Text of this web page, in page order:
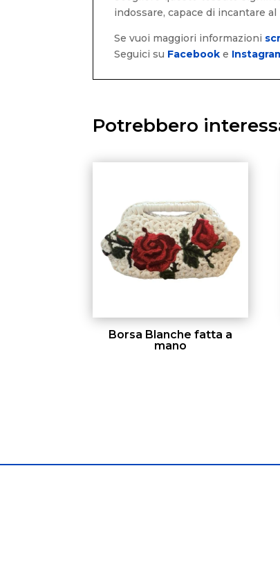
indossare, capace di incantare
Se vuoi maggiori informazioni
Seguici su Facebook e
Potrebbero
Borsa Blanche fatta a
mano